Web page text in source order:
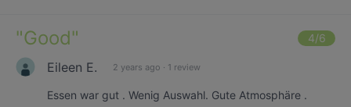
"Good" 4/6
Eileen E. 2 years ago · 1 review
Essen war gut . Wenig Auswahl. Gute Atmosphäre .